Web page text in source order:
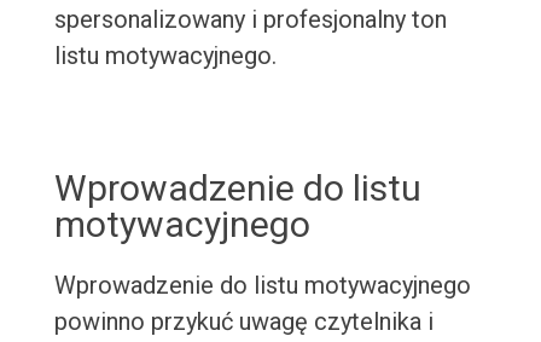
spersonalizowany i profesjonalny ton
listu motywacyjnego.
Wprowadzenie do listu
motywacyjnego
Wprowadzenie do listu motywacyjnego
powinno przykuć uwagę czytelnika i